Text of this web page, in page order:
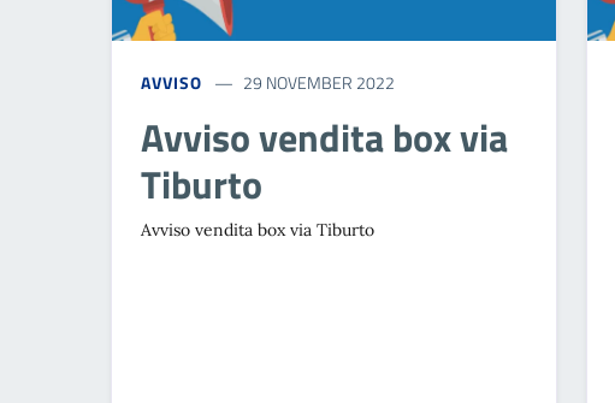
AVVISO 29 NOVEMBER 2022
Avviso vendita box via
Tiburto
Avviso vendita box via Tiburto